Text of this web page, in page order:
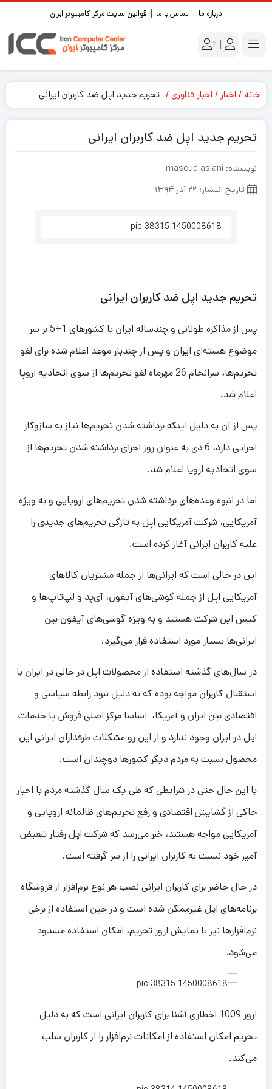
درباره ما تماس با ما قوانین سایت مرکز کامپیوتر ایران
|
خانه اخبار اخبار فناوری تحریم جدید اپل ضد کاربران ایرانی
تحریم جدید اپل ضد کاربران ایرانی
نویسنده: masoud aslani
تاریخ انتشار: ۲۲ آذر ۱۳۹۴
تحریم جدید اپل ضد کاربران ایرانی
پس از مذاکره طولانی و چندساله ایران با کشورهای 1+5 بر سر
موضوع هسته‌ای ایران و پس از چندبار موعد اعلام شده برای لغو
تحریم‌ها، سرانجام 26 مهرماه لغو تحریم‌ها از سوی اتحادیه اروپا
اعلام شد.
پس از آن به دلیل اینکه برداشته شدن تحریم‌ها نیاز به سازوکار
اجرایی دارد، 6 دی به عنوان روز اجرای برداشته شدن تحریم‌ها از
سوی اتحادیه اروپا اعلام شد.
اما در انبوه وعده‌های برداشته شدن تحریم‌های اروپایی و به ویژه
آمریکایی، شرکت آمریکایی اپل به تازگی تحریم‌های جدیدی را
علیه کاربران ایرانی آغاز کرده است.
این در حالی است که ایرانی‌ها از جمله مشتریان کالاهای
آمریکایی اپل از جمله گوشی‌‌های آیفون، آی‌پد و لپ‌تاپ‌ها و
کیس‌ این شرکت هستند و به ویژه گوشی‌‌های آیفون بین
ایرانی‌ها بسیار مورد استفاده قرار می‌گیرد.
در سال‌های گذشته استفاده از محصولات اپل در حالی در ایران با
استقبال کاربران مواجه بوده که به دلیل نبود رابطه سیاسی و
اقتصادی بین ایران و آمریکا، اساسا مرکز اصلی فروش یا خدمات
اپل در ایران وجود ندارد و از این رو مشکلات طرفداران ایرانی این
محصول نسبت به مردم دیگر کشورها دوچندان است.
با این حال حتی در شرایطی که طی یک سال گذشته مردم با اخبار
حاکی از گشایش اقتصادی و رفع تحریم‌های ظالمانه اروپایی و
آمریکایی مواجه هستند، خبر می‌رسد که شرکت اپل رفتار تبعیض
آمیز خود نسبت به کاربران ایرانی را از سر گرفته است.
در حال حاضر برای کاربران ایرانی نصب هر نوع نرم‌افزار از فروشگاه
برنامه‌های اپل غیرممکن شده است و در حین استفاده از برخی
نرم‌افزارها نیز با نمایش ارور تحریم، امکان استفاده مسدود
می‌شود.
ارور 1009 اخطاری آشنا برای کاربران ایرانی است که به دلیل
تحریم امکان استفاده از امکانات نرم‌افزار را از کاربران سلب
می‌کند.